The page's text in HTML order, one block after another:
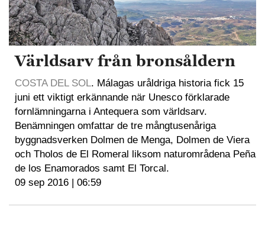
Världsarv från bronsåldern
COSTA DEL SOL. Málagas uråldriga historia fick 15
juni ett viktigt erkännande när Unesco förklarade
fornlämningarna i Antequera som världsarv.
Benämningen omfattar de tre mångtusenåriga
byggnadsverken Dolmen de Menga, Dolmen de Viera
och Tholos de El Romeral liksom naturområdena Peña
de los Enamorados samt El Torcal.
09 sep 2016 | 06:59